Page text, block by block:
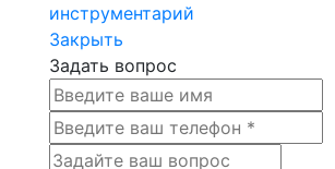
инструментарий
Закрыть
Задать вопрос